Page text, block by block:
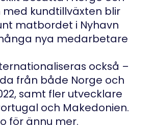
med kundtillväxten blir
matbordet i Nyhavn
nya medarbetare
också –
från både Norge och
samt fler utvecklare
och Makedonien.
för ännu mer.